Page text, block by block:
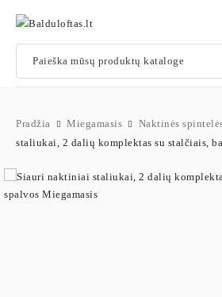
Pradžia Miegamasis Naktinės
staliukai, 2 dalių komplektas su stalčiais,